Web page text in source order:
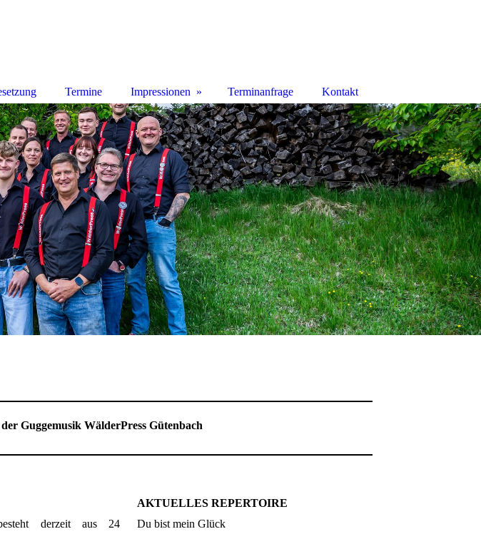
Guggemusik WälderPress Gütenbach
derzeit aus 24
AKTUELLES REPERTOIRE
Du bist mein Glück
Termine Impressionen Terminanfrage Kontakt